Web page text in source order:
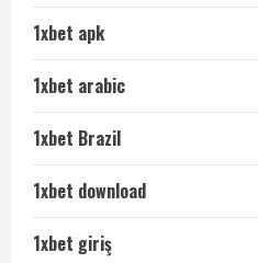
1xbet apk
1xbet arabic
1xbet Brazil
1xbet download
1xbet giriş